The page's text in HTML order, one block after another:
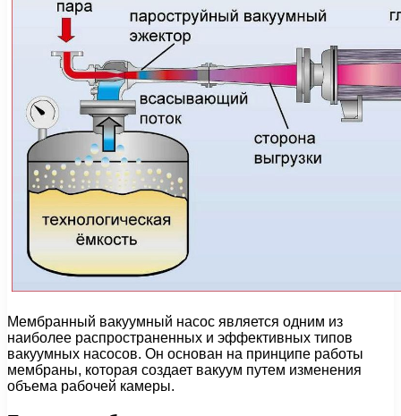
Мембранный вакуумный насос является одним из
наиболее распространенных и эффективных типов
вакуумных насосов. Он основан на принципе работы
мембраны, которая создает вакуум путем изменения
объема рабочей камеры.